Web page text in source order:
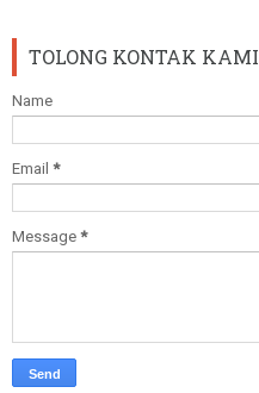
TOLONG KONTAK KAMI
Name
Email *
Message *